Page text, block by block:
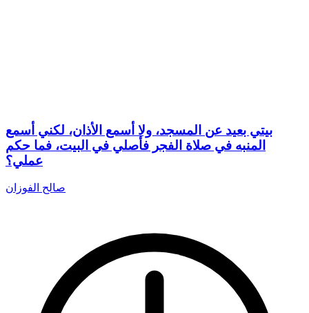
بيتي بعيد عن المسجد، ولا أسمع الأذان، لكني أسمع
المنبه في صلاة الفجر فأصلي في البيت، فما حكم
عملي؟
صالح الفوزان